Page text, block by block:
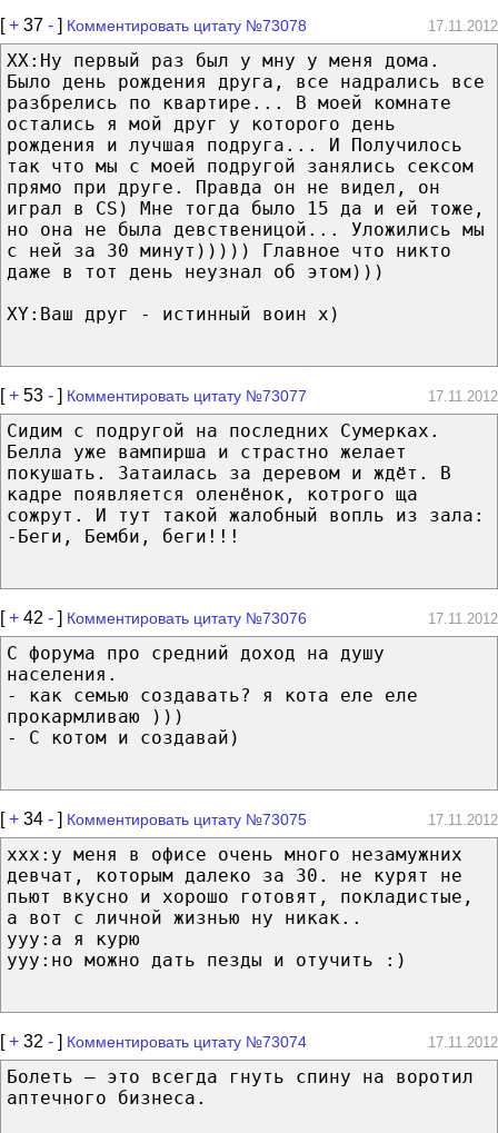
[+ 37 - ] Комментировать цитату №73078 17.11.2012
XX:Ну первый раз был у мну у меня дома.
Было день рождения друга, все надрались все
разбрелись по квартире... В моей комнате
остались я мой друг у которого день
рождения и лучшая подруга... И Получилось
так что мы с моей подругой занялись сексом
прямо при друге. Правда он не видел, он
играл в CS) Мне тогда было 15 да и ей тоже,
но она не была девственицой... Уложились мы
с ней за 30 минут))))) Главное что никто
даже в тот день неузнал об этом)))
XY:Ваш друг - истинный воин х)
[+ 53 - ] Комментировать цитату №73077 17.11.2012
Сидим с подругой на последних Сумерках.
Белла уже вампирша и страстно желает
покушать. Затаилась за деревом и ждёт. В
кадре появляется оленёнок, котрого ща
сожрут. И тут такой жалобный вопль из зала:
-Беги, Бемби, беги!!!
[+ 42 - ] Комментировать цитату №73076 17.11.2012
С форума про средний доход на душу
населения.
- как семью создавать? я кота еле еле
прокармливаю )))
- С котом и создавай)
[+ 34 - ] Комментировать цитату №73075 17.11.2012
xxx:у меня в офисе очень много незамужних
девчат, которым далеко за 30. не курят не
пьют вкусно и хорошо готовят, покладистые,
а вот с личной жизнью ну никак..
yyy:а я курю
yyy:но можно дать пезды и отучить :)
[+ 32 - ] Комментировать цитату №73074 17.11.2012
Болеть — это всегда гнуть спину на воротил
аптечного бизнеса.